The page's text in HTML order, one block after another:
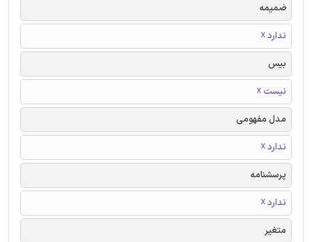
ضمیمه
ندارد ☓
بیس
نیست ☓
مدل مفهومی
ندارد ☓
پرسشنامه
ندارد ☓
متغیر